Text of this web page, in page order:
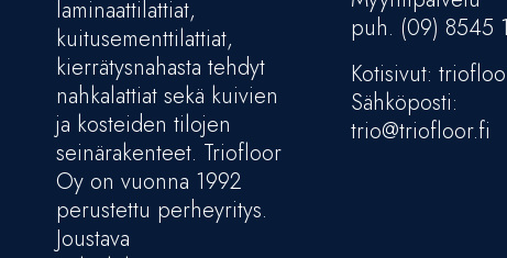
laminaattilattiat,
kuitusementtilattiat,
kierrätysnahasta tehdyt
nahkalattiat sekä kuivien
ja kosteiden tilojen
seinärakenteet. Triofloor
Oy on vuonna 1992
perustettu perheyritys.
Joustava
puh. (09) 8545
Kotisivut:
Sähköposti:
trio@triofloor.fi